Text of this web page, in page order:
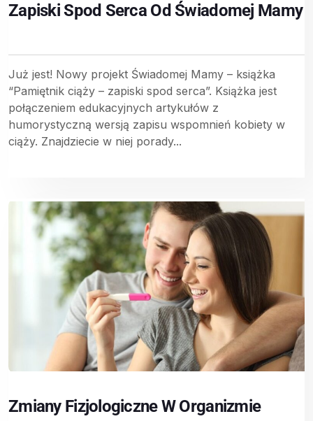
Zapiski Spod Serca Od Świadomej Mamy
Już jest! Nowy projekt Świadomej Mamy – książka
“Pamiętnik ciąży – zapiski spod serca”. Książka jest
połączeniem edukacyjnych artykułów z
humorystyczną wersją zapisu wspomnień kobiety w
ciąży. Znajdziecie w niej porady...
Zmiany Fizjologiczne W Organizmie